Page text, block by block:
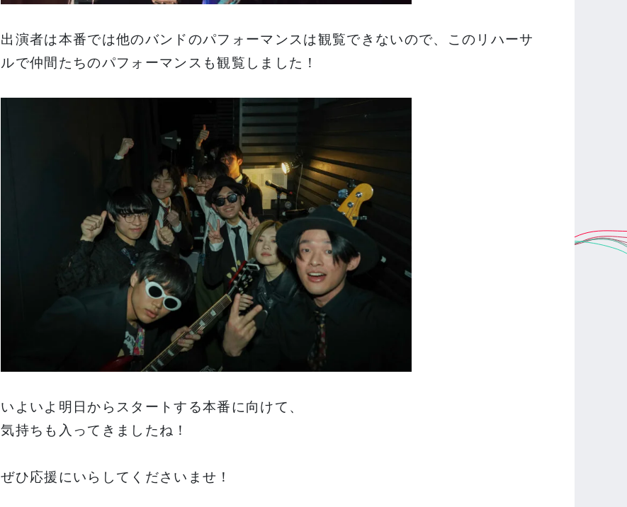
出演者は本番では他のバンドのパフォーマンスは観覧できないので、このリハーサ
ルで仲間たちのパフォーマンスも観覧しました！
いよいよ明日からスタートする本番に向けて、
気持ちも入ってきましたね！
ぜひ応援にいらしてくださいませ！